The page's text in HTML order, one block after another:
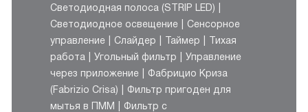
Светодиодная полоса (STRIP LED)
Светодиодное освещение
Сенсорное
управление
Слайдер Таймер
Тихая
работа
Угольный фильтр
Управление
через приложение
Фабрицио Криза
(Fabrizio Crisа)
Фильтр пригоден для
мытья в ПММ
Фильтр с